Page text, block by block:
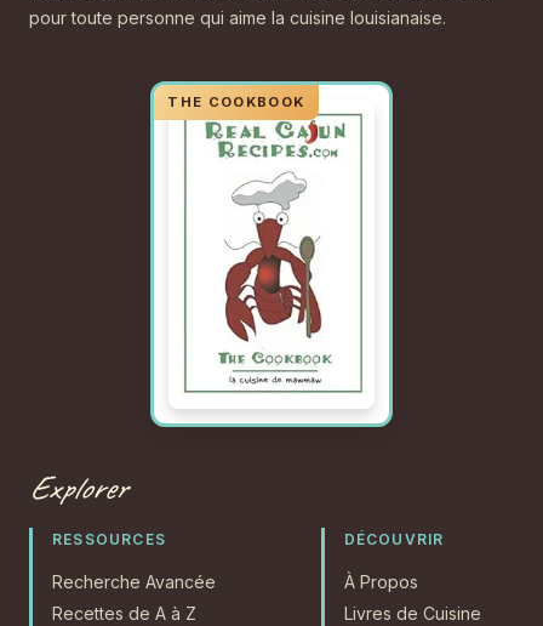
pour toute personne qui aime la cuisine louisianaise.
Explorer
RESSOURCES
Recherche Avancée
Recettes de A à Z
DÉCOUVRIR
À Propos
Livres de Cuisine